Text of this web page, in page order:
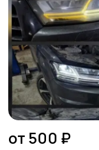
от 500 ₽